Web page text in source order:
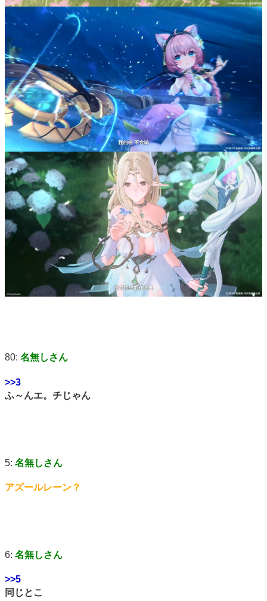
80: 名無しさん
>>3
ふ～んエ。チじゃん
5: 名無しさん
アズールレーン？
6: 名無しさん
>>5
同じとこ